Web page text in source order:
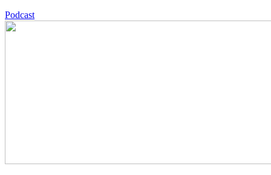
Podcast